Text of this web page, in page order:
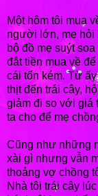
Một hôm tôi mua
người lớn, mẹ hỏi
bộ đồ mẹ suýt
đắt tiền mua về
cái tốn kém. Từ
thịt đến trái cây,
giảm đi so với giá
ta cho để mẹ
Cũng như những
xài gì nhưng vẫn
thoảng vợ chồng
Nhà tôi trái cây